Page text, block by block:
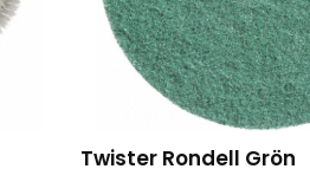
Twister Rondell Grön